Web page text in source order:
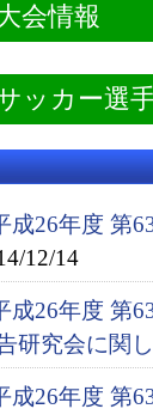
会情報
ッカー選
成26年度 第
12/14
成26年度 第
研究会に関
成26年度 第